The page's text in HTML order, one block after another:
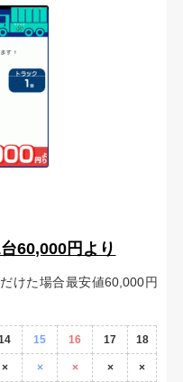
60,000円より
けた場合最安値60,000円
15 16 17 18
× × × × ×